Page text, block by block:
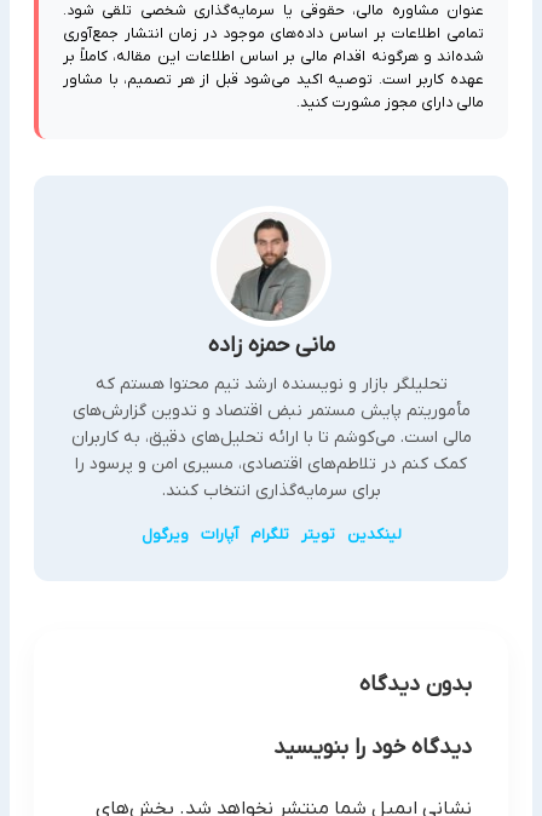
عنوان مشاوره مالی، حقوقی یا سرمایه‌گذاری شخصی تلقی شود.
تمامی اطلاعات بر اساس داده‌های موجود در زمان انتشار جمع‌آوری
شده‌اند و هرگونه اقدام مالی بر اساس اطلاعات این مقاله، کاملاً بر
عهده کاربر است. توصیه اکید می‌شود قبل از هر تصمیم، با مشاور
مالی دارای مجوز مشورت کنید.
مانی حمزه زاده
تحلیلگر بازار و نویسنده ارشد تیم محتوا هستم که
مأموریتم پایش مستمر نبض اقتصاد و تدوین گزارش‌های
مالی است. می‌کوشم تا با ارائه تحلیل‌های دقیق، به کاربران
کمک کنم در تلاطم‌های اقتصادی، مسیری امن و پرسود را
برای سرمایه‌گذاری انتخاب کنند.
لینکدین تویتر تلگرام آپارات ویرگول
بدون دیدگاه
دیدگاه خود را بنویسید
نشانی ایمیل شما منتشر نخواهد شد. بخش‌های